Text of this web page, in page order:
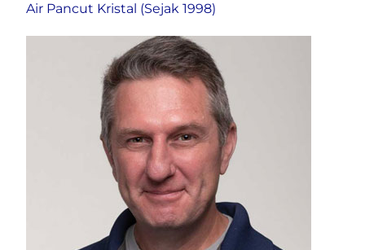
Air Pancut Kristal (Sejak 1998)